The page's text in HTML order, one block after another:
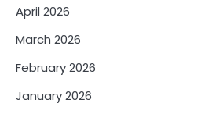
April 2026
March 2026
February 2026
January 2026